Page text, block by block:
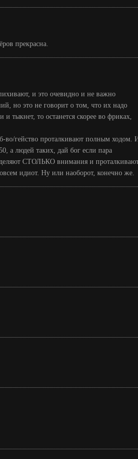
прекрасна.
и это очевидно и не важно
но это не говорит о том, что их надо
тыкнет, то останется скорее во фриках,
во/гейство проталкивают полным ходом.
а людей таких, дай бог если пара
СТОЛЬКО внимания и
идиот. Ну или наоборот, конечно же.